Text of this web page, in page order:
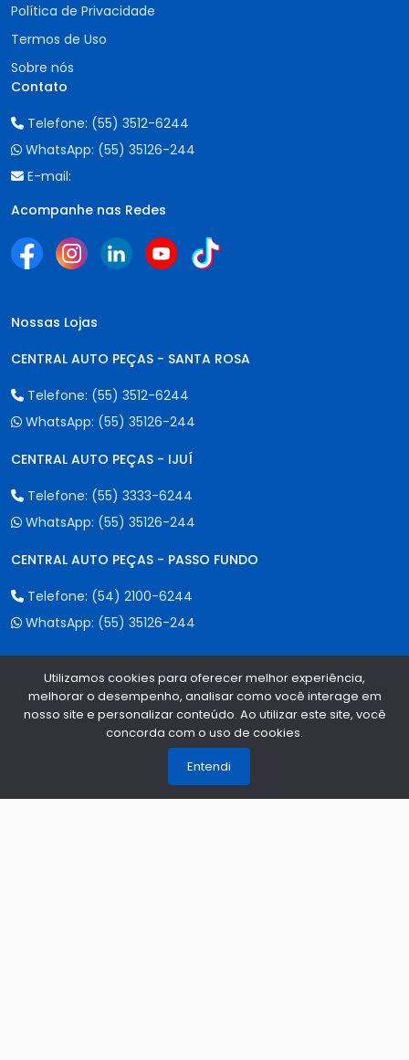
Política de Privacidade
Termos de Uso
Sobre nós
Contato
Telefone: (55) 3512-6244
WhatsApp: (55) 35126-244
E-mail:
Acompanhe nas Redes
Nossas Lojas
CENTRAL AUTO PEÇAS - SANTA ROSA
Telefone: (55) 3512-6244
WhatsApp: (55) 35126-244
CENTRAL AUTO PEÇAS - IJUÍ
Telefone: (55) 3333-6244
WhatsApp: (55) 35126-244
CENTRAL AUTO PEÇAS - PASSO FUNDO
Telefone: (54) 2100-6244
WhatsApp: (55) 35126-244
CENTRAL AUTO PEÇAS - CAXIAS DO SUL
Telefone:(54) 3535-6844
WhatsApp: (55) 35126-244
CENTRAL AUTO PEÇAS - ERECHIM
Telefone:(54) 2107-6244
Utilizamos cookies para oferecer melhor experiência,
melhorar o desempenho, analisar como você interage em
nosso site e personalizar conteúdo. Ao utilizar este site, você
concorda com o uso de cookies.
Entendi